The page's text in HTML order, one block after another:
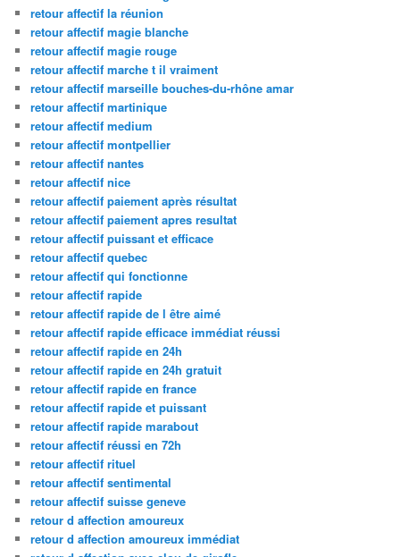
retour affectif la réunion
retour affectif magie blanche
retour affectif magie rouge
retour affectif marche t il vraiment
retour affectif marseille bouches-du-rhône amar
retour affectif martinique
retour affectif medium
retour affectif montpellier
retour affectif nantes
retour affectif nice
retour affectif paiement après résultat
retour affectif paiement apres resultat
retour affectif puissant et efficace
retour affectif quebec
retour affectif qui fonctionne
retour affectif rapide
retour affectif rapide de l être aimé
retour affectif rapide efficace immédiat réussi
retour affectif rapide en 24h
retour affectif rapide en 24h gratuit
retour affectif rapide en france
retour affectif rapide et puissant
retour affectif rapide marabout
retour affectif réussi en 72h
retour affectif rituel
retour affectif sentimental
retour affectif suisse geneve
retour d affection amoureux
retour d affection amoureux immédiat